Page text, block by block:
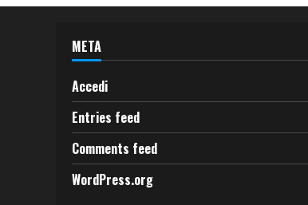
META
Accedi
Entries feed
Comments feed
WordPress.org